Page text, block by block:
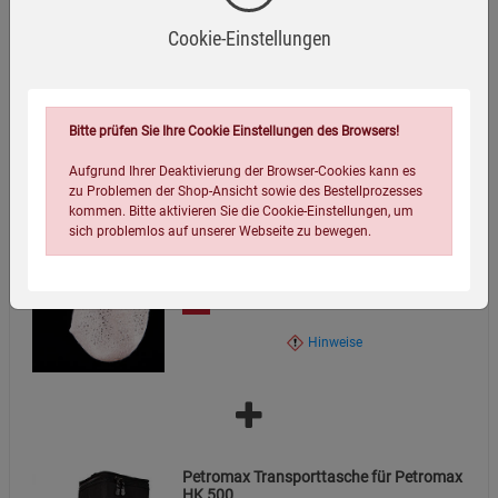
Bewahren Sie den Adapter außerhalb der Reichweite von
Der Petromax Luftpumpenadapter wurde entwickelt, um
Erschütterungen beim Pumpen vermieden werden. Durch
die Nutzung des Adapters verringern Sie das Risiko, die
Glühstrümpfe zu beschädigen.
Bitte entsorgen Sie defekte Adapter umweltgerecht.
Petromax Luftpumpenadapter für
Petromax HK 500
Hinweise
Hinweise
Petromax Transporttasche für Petromax
HK 500
Cookie-Einstellungen
Bitte prüfen Sie Ihre Cookie Einstellungen des Browsers!
Aufgrund Ihrer Deaktivierung der Browser-Cookies kann es
zu Problemen der Shop-Ansicht sowie des Bestellprozesses
kommen. Bitte aktivieren Sie die Cookie-Einstellungen, um
sich problemlos auf unserer Webseite zu bewegen.
Einstellungen speichern für die GruppeEinstellungen speichern für die Gruppe
Zurück Einstellungen speichern für die Gruppe
Einwilligung nicht erteilen